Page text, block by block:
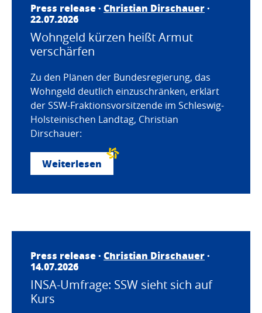
Press release · Christian Dirschauer·
22.07.2026
Wohngeld kürzen heißt Armut
verschärfen
Zu den Plänen der Bundesregierung, das
Wohngeld deutlich einzuschränken, erklärt
der SSW-Fraktionsvorsitzende im Schleswig-
Holsteinischen Landtag, Christian
Dirschauer:
Weiterlesen
Press release · Christian Dirschauer·
14.07.2026
INSA-Umfrage: SSW sieht sich auf
Kurs